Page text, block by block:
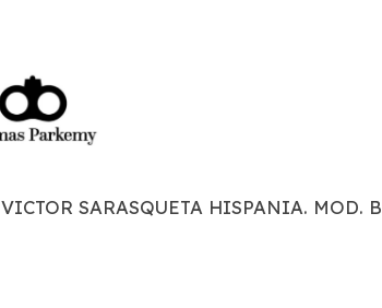
VICTOR SARASQUETA HISPANIA. MOD. B